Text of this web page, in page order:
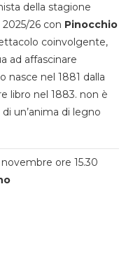
della stagione
26 con Pinocchio
coinvolgente,
ad affascinare
nel 1881 dalla
libro nel 1883. non è
un’anima di legno
ore 15.30